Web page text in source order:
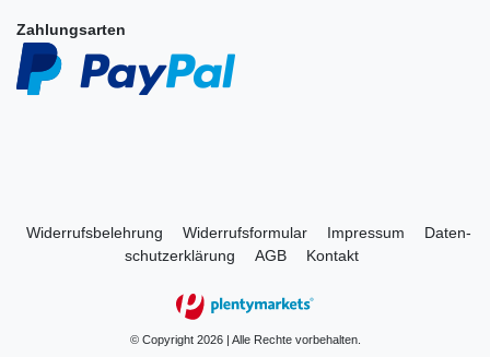
Zahlungsarten
Widerrufs­belehrung Widerrufs­formular Impressum
Daten­
schutz­erklärung
AGB Kontakt
© Copyright 2026 | Alle Rechte vorbehalten.